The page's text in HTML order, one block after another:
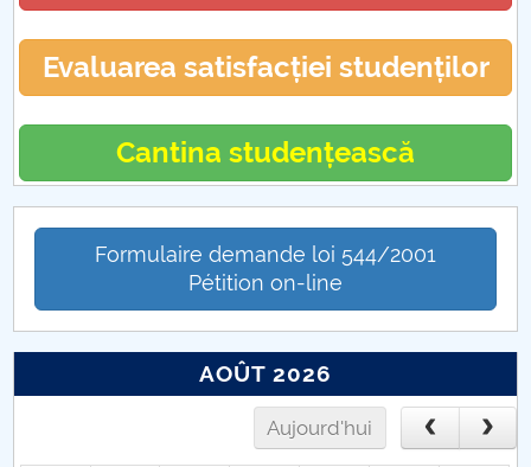
Evaluarea satisfacției studenților
Cantina studențească
Formulaire demande loi 544/2001
Pétition on-line
AOÛT 2026
Aujourd'hui